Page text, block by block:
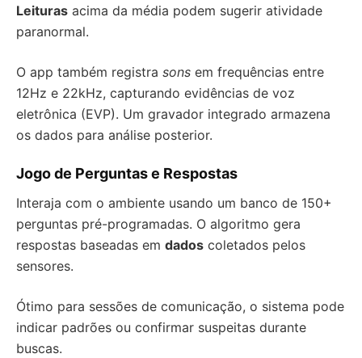
Leituras acima da média podem sugerir atividade
paranormal.
O app também registra sons em frequências entre
12Hz e 22kHz, capturando evidências de voz
eletrônica (EVP). Um gravador integrado armazena
os dados para análise posterior.
Jogo de Perguntas e Respostas
Interaja com o ambiente usando um banco de 150+
perguntas pré-programadas. O algoritmo gera
respostas baseadas em dados coletados pelos
sensores.
Ótimo para sessões de comunicação, o sistema pode
indicar padrões ou confirmar suspeitas durante
buscas.